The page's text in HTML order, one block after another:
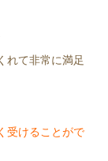
れて非常に満足
受けることがで